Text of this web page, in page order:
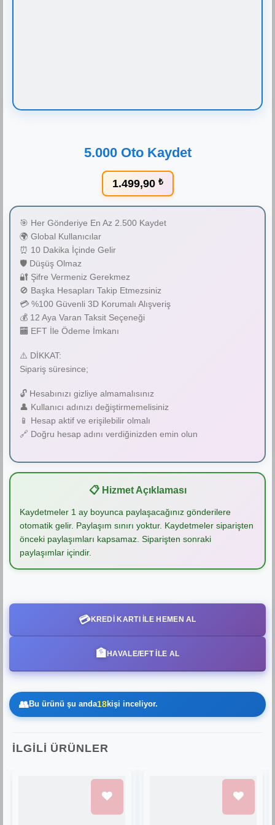
👥Bu ürünü şu anda18kişi inceliyor.
5.000 Oto Kaydet
1.499,90 ₺
🎯 Her Gönderiye En Az 2.500 Kaydet
🌍 Global Kullanıcılar
⏰ 10 Dakika İçinde Gelir
🛡️ Düşüş Olmaz
🔐 Şifre Vermeniz Gerekmez
🚫 Başka Hesapları Takip Etmezsiniz
💳 %100 Güvenli 3D Korumalı Alışveriş
💰 12 Aya Varan Taksit Seçeneği
🏧 EFT İle Ödeme İmkanı
⚠️ DİKKAT:
Sipariş süresince;
🔓 Hesabınızı gizliye almamalısınız
👤 Kullanıcı adınızı değiştirmemelisiniz
📱 Hesap aktif ve erişilebilir olmalı
🔗 Doğru hesap adını verdiğinizden emin olun
💳KREDI KARTI ILE HEMEN AL
🏦HAVALE/EFT İLE AL
📋 Hizmet Açıklaması
Kaydetmeler 1 ay boyunca paylaşacağınız gönderilere
otomatik gelir. Paylaşım sınırı yoktur. Kaydetmeler siparişten
önceki paylaşımları kapsamaz. Siparişten sonraki
paylaşımlar içindir.
İLGILI ÜRÜNLER